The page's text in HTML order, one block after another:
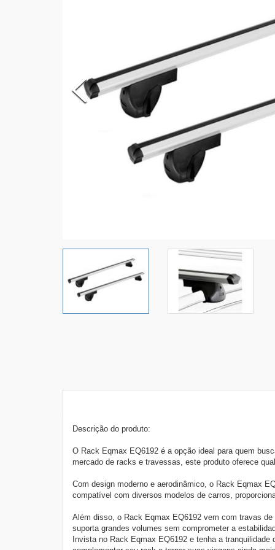
Descrição do produto:
O Rack Eqmax EQ6192 é a opção ideal para quem
mercado de racks e travessas, este produto oferece
Com design moderno e aerodinâmico, o Rack Eqmax
compatível com diversos modelos de carros,
Além disso, o Rack Eqmax EQ6192 vem com travas
suporta grandes volumes sem comprometer a
Invista no Rack Eqmax EQ6192 e tenha a